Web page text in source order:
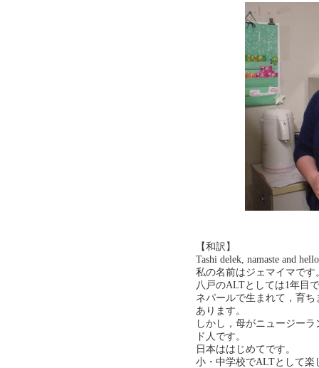
【和訳】
Tashi delek, namaste and
私の名前はジェマイマです
八戸のALTとしては1年目
ネパールで生まれて，育
あります。
しかし，母がニュージー
ド人です。
日本ははじめてです。
小・中学校でALTとして楽